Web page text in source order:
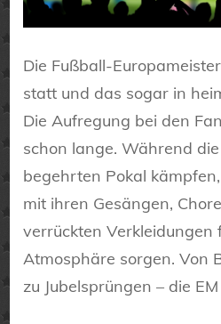
Die Fußball-
statt und das sogar in
Die Aufregung bei den
schon lange. Während
begehrten Pokal
mit ihren Gesängen,
verrückten Verkleidungen
Atmosphäre sorgen. Von
zu Jubelsprüngen – die